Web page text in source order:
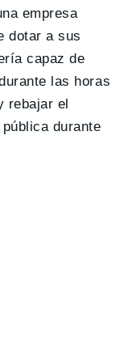
empresa
dotar a sus
capaz de
las horas
rebajar el
durante